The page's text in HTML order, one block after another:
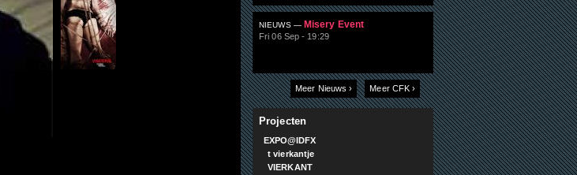
NIEUWS — Misery Event
Fri 06 Sep - 19:29
Meer Nieuws › Meer CFK ›
Projecten
EXPO@IDFX
t vierkantje
VIERKANT